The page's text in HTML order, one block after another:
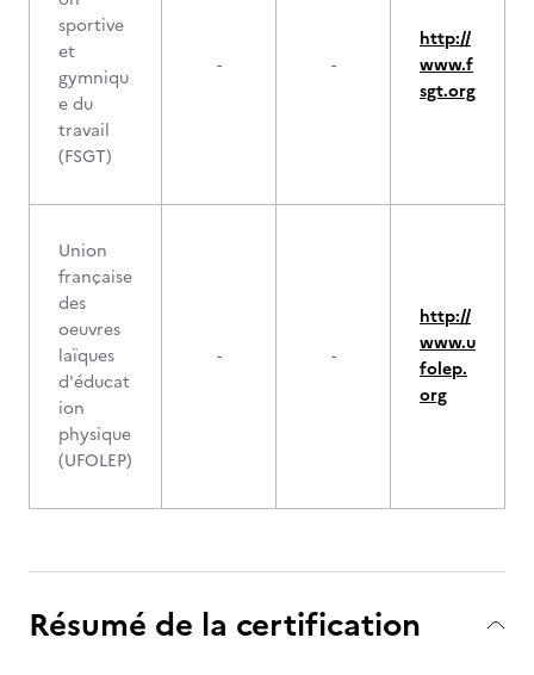
sportive
et
gymniqu
e du
travail
(FSGT)
- -
http://
www.f
sgt.org
Union
française
des
oeuvres
laïques
d'éducat
ion
physique
(UFOLEP)
- -
http://
www.u
folep.
org
Résumé de la certification